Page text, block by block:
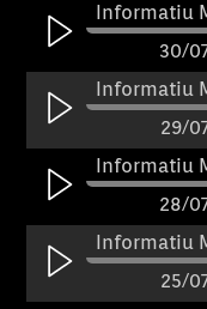
Informatiu
30/
Informatiu
29/
Informatiu
28/
Informatiu
25/